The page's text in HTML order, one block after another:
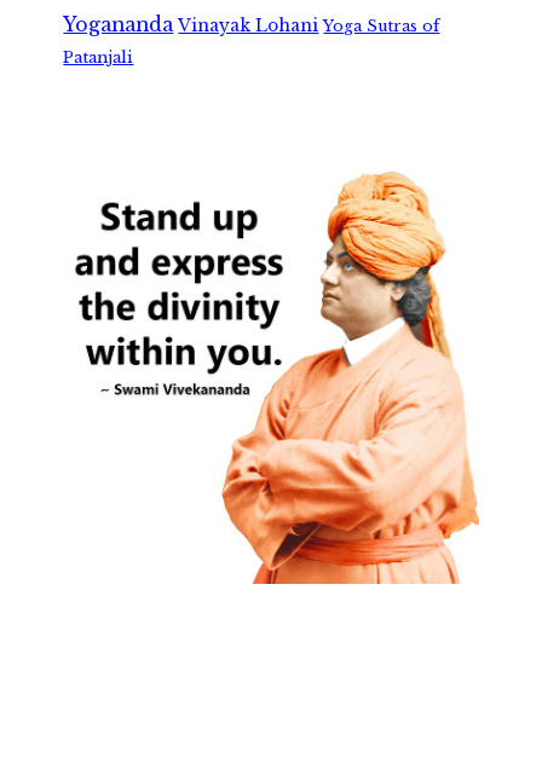
Yogananda Vinayak Lohani Yoga Sutras of
Patanjali